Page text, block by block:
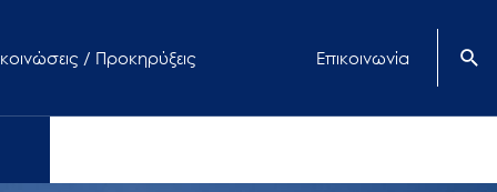
/ Προκηρύξεις Επικοινωνία